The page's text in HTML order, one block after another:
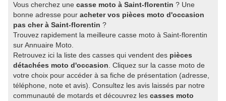
Vous cherchez une casse moto à Saint-florentin ? Une
bonne adresse pour acheter vos pièces moto d'occasion
pas cher à Saint-florentin ?
Trouvez rapidement la meilleure casse moto à Saint-florentin
sur Annuaire Moto.
Retrouvez ici la liste des casses qui vendent des pièces
détachées moto d'occasion . Cliquez sur la casse moto de
votre choix pour accéder à sa fiche de présentation (adresse,
téléphone, note et avis). Consultez les avis laissés par notre
communauté de motards et découvrez les casses moto